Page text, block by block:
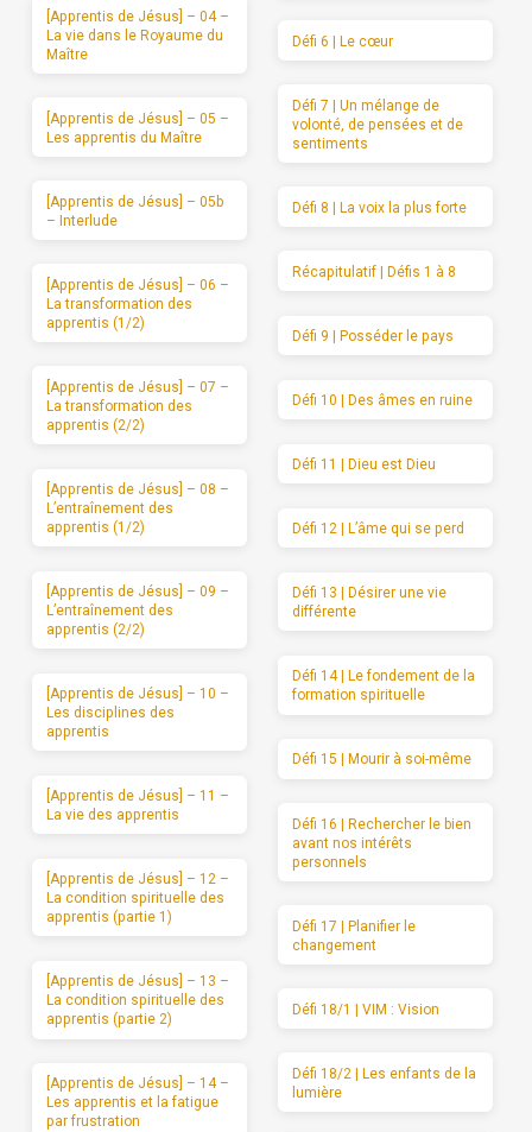
[Apprentis de Jésus] – 04 –
La vie dans le Royaume du
Maître
[Apprentis de Jésus] – 05 –
Les apprentis du Maître
[Apprentis de Jésus] – 05b
– Interlude
[Apprentis de Jésus] – 06 –
La transformation des
apprentis (1/2)
[Apprentis de Jésus] – 07 –
La transformation des
apprentis (2/2)
[Apprentis de Jésus] – 08 –
L’entraînement des
apprentis (1/2)
[Apprentis de Jésus] – 09 –
L’entraînement des
apprentis (2/2)
[Apprentis de Jésus] – 10 –
Les disciplines des
apprentis
[Apprentis de Jésus] – 11 –
La vie des apprentis
[Apprentis de Jésus] – 12 –
La condition spirituelle des
apprentis (partie 1)
[Apprentis de Jésus] – 13 –
La condition spirituelle des
apprentis (partie 2)
[Apprentis de Jésus] – 14 –
Les apprentis et la fatigue
par frustration
Défi 6 | Le cœur
Défi 7 | Un mélange de
volonté, de pensées et de
sentiments
Défi 8 | La voix la plus forte
Récapitulatif | Défis 1 à 8
Défi 9 | Posséder le pays
Défi 10 | Des âmes en ruine
Défi 11 | Dieu est Dieu
Défi 12 | L’âme qui se perd
Défi 13 | Désirer une vie
différente
Défi 14 | Le fondement de la
formation spirituelle
Défi 15 | Mourir à soi-même
Défi 16 | Rechercher le bien
avant nos intérêts
personnels
Défi 17 | Planifier le
changement
Défi 18/1 | VIM : Vision
Défi 18/2 | Les enfants de la
lumière